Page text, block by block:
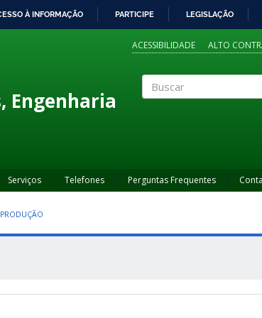
À INFORMAÇÃO PARTICIPE LEGISLAÇÃO
ACESSIBILIDADE ALTO
Engenharia
Serviços Telefones Perguntas Frequentes